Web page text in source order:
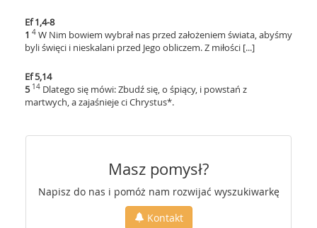
Ef 1,4-8
1 4 W Nim bowiem wybrał nas przed założeniem świata, abyśmy
byli święci i nieskalani przed Jego obliczem. Z miłości [...]
Ef 5,14
5 14 Dlatego się mówi: Zbudź się, o śpiący, i powstań z
martwych, a zajaśnieje ci Chrystus*.
Masz pomysł?
Napisz do nas i pomóż nam rozwijać wyszukiwarkę
Kontakt